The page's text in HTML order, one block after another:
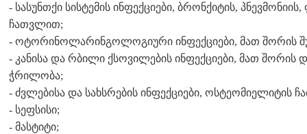
- სასუნთქი სისტემის ინფექციები, ბრონქიტის,
ჩათვლით;
- ოტორინოლარინგოლოგიური ინფექციები, მათ შორის
- კანისა და რბილი ქსოვილების ინფექციები, მათ
ჭრილობა;
- ძვლებისა და სახსრების ინფექციები, ოსტეომიელიტის
- სეფსისი;
- მასტიტი;